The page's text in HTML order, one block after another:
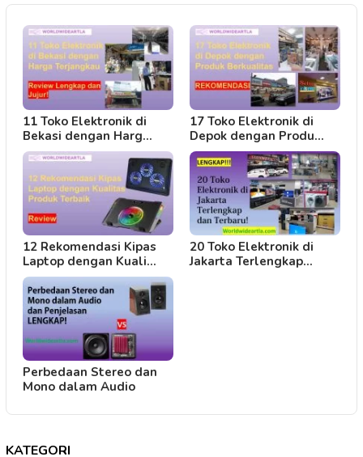
11 Toko Elektronik di
Bekasi dengan Harg…
17 Toko Elektronik di
Depok dengan Produ…
12 Rekomendasi Kipas
Laptop dengan Kuali…
20 Toko Elektronik di
Jakarta Terlengkap…
Perbedaan Stereo dan
Mono dalam Audio
KATEGORI